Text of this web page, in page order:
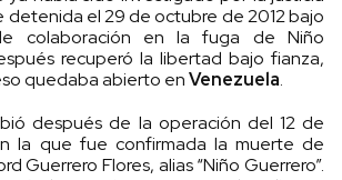
detenida el 29 de octubre de 2012 bajo
colaboración en la fuga de Niño
recuperó la libertad bajo fianza,
quedaba abierto enVenezuela.
después de la operación del 12 de
la que fue confirmada la muerte de
Guerrero Flores, alias “Niño Guerrero”.